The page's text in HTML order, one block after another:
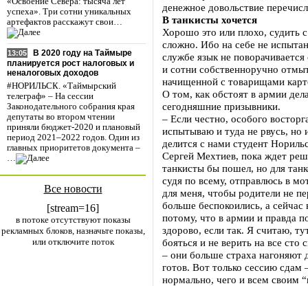
успеха». Три сотни уникальных
артефактов расскажут свои…
13:05
В 2020 году на Таймыре
планируется рост налоговых и
неналоговых доходов
#НОРИЛЬСК. «Таймырский
телеграф» – На сессии
Законодательного собрания края
депутаты во втором чтении
приняли бюджет-2020 и плановый
период 2021–2022 годов. Один из
главных приоритетов документа –
…
Все новости
[stream=16]
в потоке отсутствуют показы
рекламных блоков, назначьте показы,
или отключите поток
денежное довольствие
В танкисты хочется
Хорошо это или плохо, судить
сложно. Ибо на себе не
службе язык не
и сотни собственноручно
начищенной с товарищами
О том, как обстоят в армии
сегодняшние призывники.
– Если честно, особого
испытываю и туда не рвусь, но
делится с нами студент
Сергей Мехтиев, пока ждет
танкисты бы пошел, но для
судя по всему, отправлюсь в
для меня, чтобы родители не
больше беспокоились, а
потому, что в армии и правда
здорово, если так. Я считаю,
бояться и не верить на все
– они больше страха
готов. Вот только сессию
нормально, чего и всем своим